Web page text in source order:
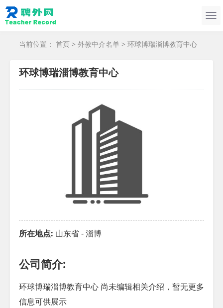
当前位置： 首页 > 外教中介名单 > 环球博瑞淄博教育中心
环球博瑞淄博教育中心
所在地点: 山东省 - 淄博
公司简介:
环球博瑞淄博教育中心 尚未编辑相关介绍，暂无更多
信息可供展示